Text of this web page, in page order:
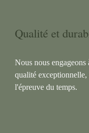
Qualité et
Nous nous
qualité exceptionnelle,
l'épreuve du temps.